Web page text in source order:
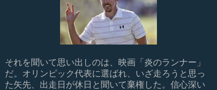
それを聞いて思い出しのは、映画「炎のランナー」
だ。オリンピック代表に選ばれ、いざ走ろうと思っ
た矢先、出走日が休日と聞いて棄権した。信心深い